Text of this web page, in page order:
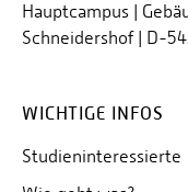
Hauptcampus |
Schneidershof | D-
WICHTIGE INFOS
Studieninteressierte